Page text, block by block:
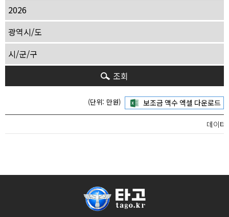
조회
(단위: 만원)
데이터